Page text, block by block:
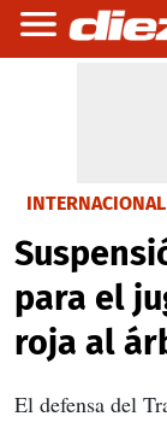
para el
roja al
El defensa del